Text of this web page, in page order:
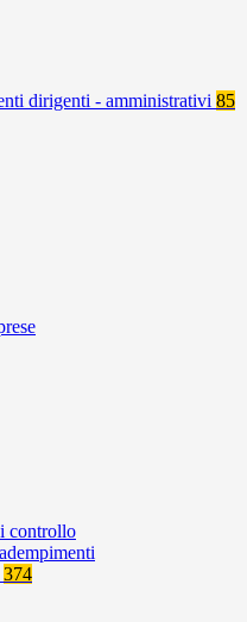
dirigenti - amministrativi 85
controllo
374